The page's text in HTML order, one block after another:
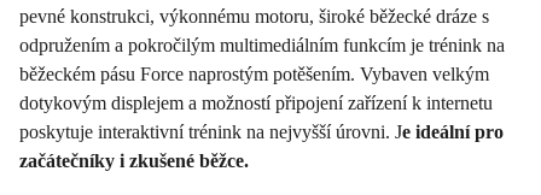
pevné konstrukci, výkonnému motoru, široké běžecké dráze s
odpružením a pokročilým multimediálním funkcím je trénink na
běžeckém pásu Force naprostým potěšením. Vybaven velkým
dotykovým displejem a možností připojení zařízení k internetu
poskytuje interaktivní trénink na nejvyšší úrovni. Je ideální pro
začátečníky i zkušené běžce.